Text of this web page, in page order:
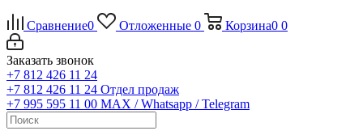
Сравнение0 Отложенные 0 Корзина0 0
Заказать звонок
+7 812 426 11 24
+7 812 426 11 24 Отдел продаж
+7 995 595 11 00 MAX / Whatsapp / Telegram